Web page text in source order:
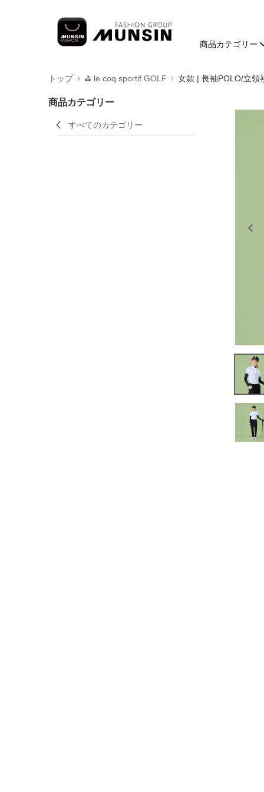
商品カテゴリー
トップ ⛳️ le coq sportif GOLF 女款 | 長袖POLO/立領
商品カテゴリー
すべてのカテゴリー